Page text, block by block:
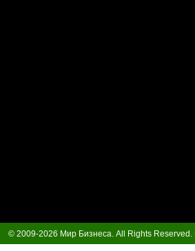
© 2009-2026 Мир Бизнеса. All Rights Reserved.